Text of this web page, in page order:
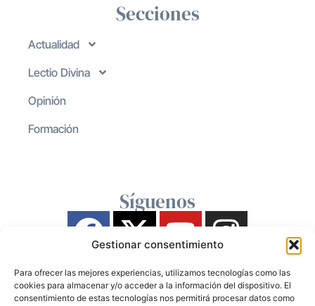
Gestionar consentimiento
Para ofrecer las mejores experiencias, utilizamos tecnologías como las
cookies para almacenar y/o acceder a la información del dispositivo. El
consentimiento de estas tecnologías nos permitirá procesar datos como
Secciones
Actualidad
Lectio Divina
Opinión
Formación
Síguenos